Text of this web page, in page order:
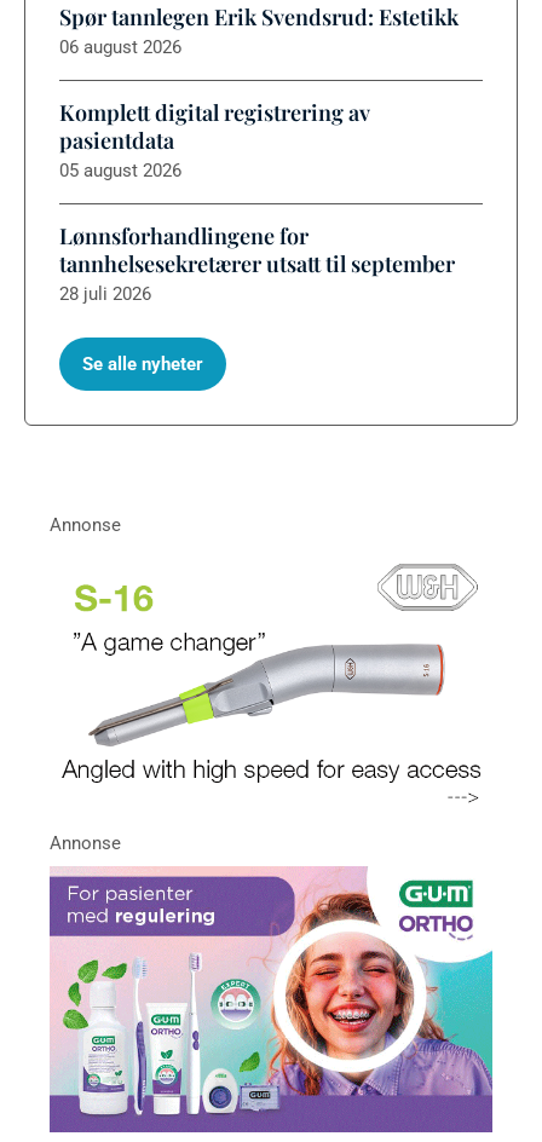
Spør tannlegen Erik Svendsrud: Estetikk
06 august 2026
Komplett digital registrering av
pasientdata
05 august 2026
Lønnsforhandlingene for
tannhelsesekretærer utsatt til september
28 juli 2026
Se alle nyheter